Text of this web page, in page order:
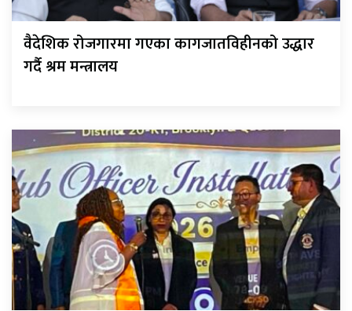
वैदेशिक रोजगारमा गएका कागजातविहीनको उद्धार
गर्दै श्रम मन्त्रालय